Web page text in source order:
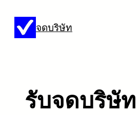
จดบริษัท
รับจดบริษัท